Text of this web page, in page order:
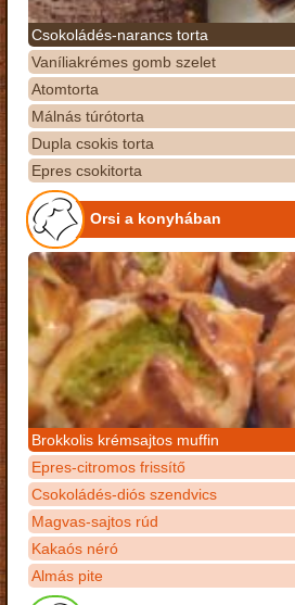
Csokoládés-narancs torta
Vaníliakrémes gomb szelet
Atomtorta
Málnás túrótorta
Dupla csokis torta
Epres csokitorta
Orsi a konyhában
Brokkolis krémsajtos muffin
Epres-citromos frissítő
Csokoládés-diós szendvics
Magvas-sajtos rúd
Kakaós néró
Almás pite